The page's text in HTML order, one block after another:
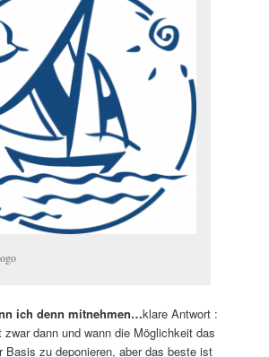
ich denn mitnehmen…klare Antwort :
zwar dann und wann die Möglichkeit das
Basis zu deponieren, aber das beste ist